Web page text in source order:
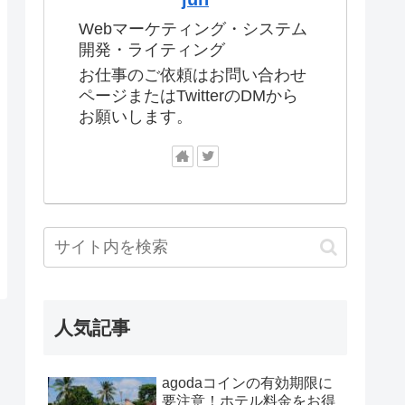
Webマーケティング・システム
開発・ライティング
お仕事のご依頼はお問い合わせ
ページまたはTwitterのDMから
お願いします。
人気記事
agodaコインの有効期限に
要注意！ホテル料金をお得